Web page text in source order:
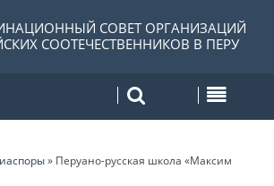
СОВЕТ ОРГАНИЗАЦИЙ
СООТЕЧЕСТВЕННИКОВ В ПЕРУ
» Перуано-русская школа «Максим